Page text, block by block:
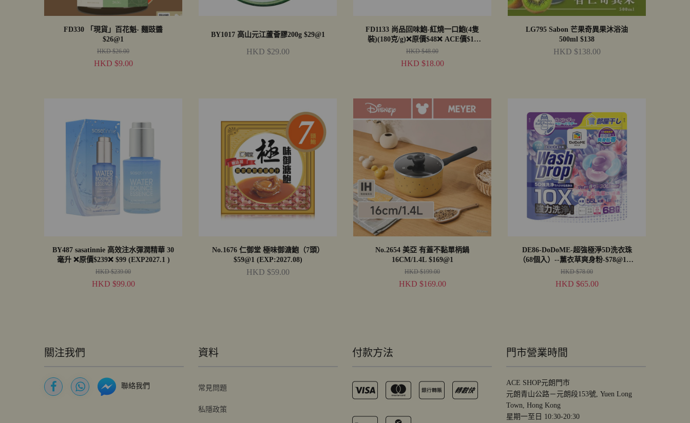
FD330 「現貨」百花魁- 麵豉醬
$26@1
HKD $26.00
HKD $9.00
BY1017 高山元江蘆薈膠200g $29@1
HKD $29.00
FD1133 尚品回味鮑-紅燒一口鮑(4隻
裝)(180克/g)❌原價$48❌ ACE價$18
(EXP: 2028.11)
HKD $48.00
HKD $18.00
LG795 Sabon 芒果奇異果沐浴油
500ml $138
HKD $138.00
BY487 sasatinnie 高效注水彈潤精華 30
毫升 ❌原價$239❌ $99 (EXP2027.1 )
HKD $239.00
HKD $99.00
No.1676 仁御堂 極味御溏鮑（7頭）
$59@1 (EXP:2027.08)
HKD $59.00
No.2654 美亞 有蓋不黏單柄鍋
16CM/1.4L $169@1
HKD $199.00
HKD $169.00
DE86-DoDoME-超強極淨5D洗衣珠
（68個入）--薰衣草爽身粉-$78@1包,
買4再送1包*25粒裝小蒼蘭
HKD $78.00
HKD $65.00
關注我們
聯絡我們
資料
常見問題
私隱政策
付款方法 門市營業時間
ACE SHOP元朗門市
元朗青山公路－元朗段153號, Yuen Long
Town, Hong Kong
星期一至日 10:30-20:30